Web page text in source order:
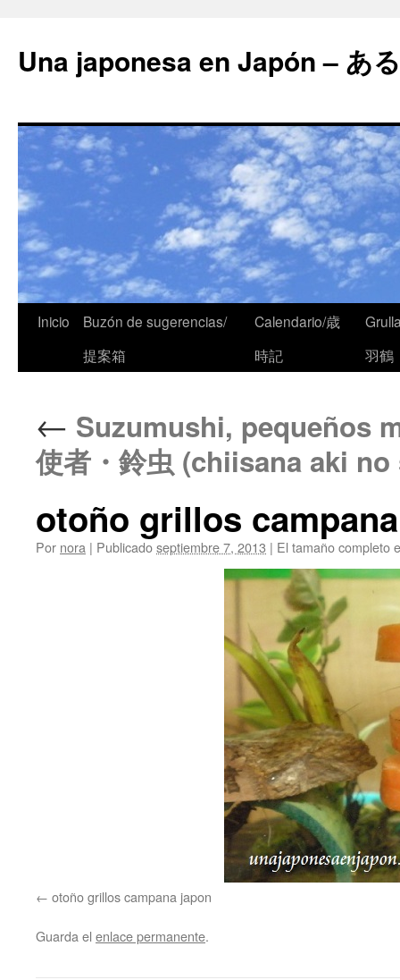
Una japonesa en Japón – あ
Inicio
Buzón de sugerencias/
提案箱
Calendario/歳
時記
羽鶴
← Suzumushi, pequeños
使者・鈴虫 (chiisana aki
otoño grillos
Por nora | Publicadoseptiembre 7, 2013 | El tamaño completo
otoño grillos campana japon
Guarda el enlace permanente.